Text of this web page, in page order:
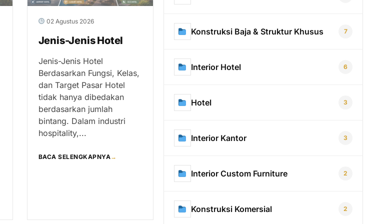
02 Agustus 2026
Jenis-Jenis Hotel
Jenis-Jenis Hotel
Berdasarkan Fungsi, Kelas,
dan Target Pasar Hotel
tidak hanya dibedakan
berdasarkan jumlah
bintang. Dalam industri
hospitality,...
BACA SELENGKAPNYA→
Konstruksi Baja & Struktur Khusus 7
Interior Hotel 6
Hotel 3
Interior Kantor 3
Interior Custom Furniture 2
Konstruksi Komersial 2